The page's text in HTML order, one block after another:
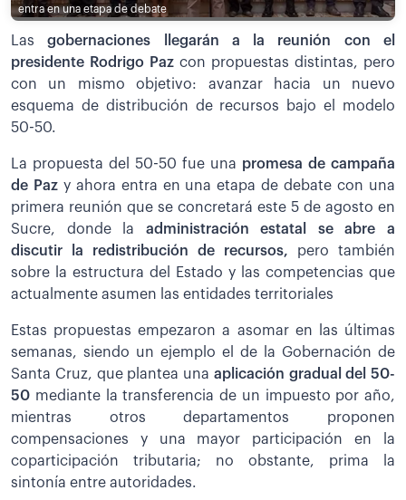
entra en una etapa de debate
Lasgobernaciones llegarán a la reunión con el
presidente Rodrigo Paz con propuestas distintas, pero
con un mismo objetivo: avanzar hacia un nuevo
esquema de distribución de recursos bajo el modelo
50-50.
La propuesta del 50-50 fue una promesa de campaña
de Paz y ahora entra en una etapa de debate con una
primera reunión que se concretará este 5 de agosto en
Sucre, donde la administración estatal se abre a
discutir la redistribución de recursos, pero también
sobre la estructura del Estado y las competencias que
actualmente asumen las entidades territoriales
Estas propuestas empezaron a asomar en las últimas
semanas, siendo un ejemplo el de la Gobernación de
Santa Cruz, que plantea una aplicación gradual del 50-
50 mediante la transferencia de un impuesto por año,
mientras otros departamentos proponen
compensaciones y una mayor participación en la
coparticipación tributaria; no obstante, prima la
sintonía entre autoridades.